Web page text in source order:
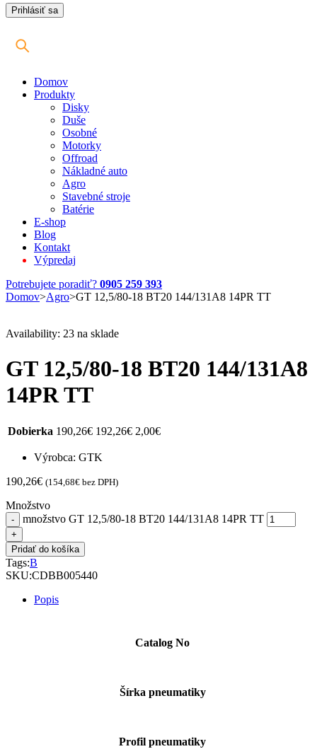
Domov
Produkty
Disky
Duše
Osobné
Motorky
Offroad
Nákladné auto
Agro
Stavebné stroje
Batérie
E-shop
Blog
Kontakt
Výpredaj
Potrebujete poradiť? 0905 259 393
Domov>Agro>GT 12,5/80-18 BT20 144/131A8 14PR TT
Availability: 23 na sklade
GT 12,5/80-18 BT20 144/131A8
14PR TT
Dobierka 190,26€ 192,26€ 2,00€
Výrobca: GTK
190,26€ (154,68€ bez DPH)
Množstvo
množstvo GT 12,5/80-18 BT20 144/131A8 14PR TT
Pridať do košíka
Tags:B
SKU:CDBB005440
Popis
Catalog No
Šírka pneumatiky
Profil pneumatiky